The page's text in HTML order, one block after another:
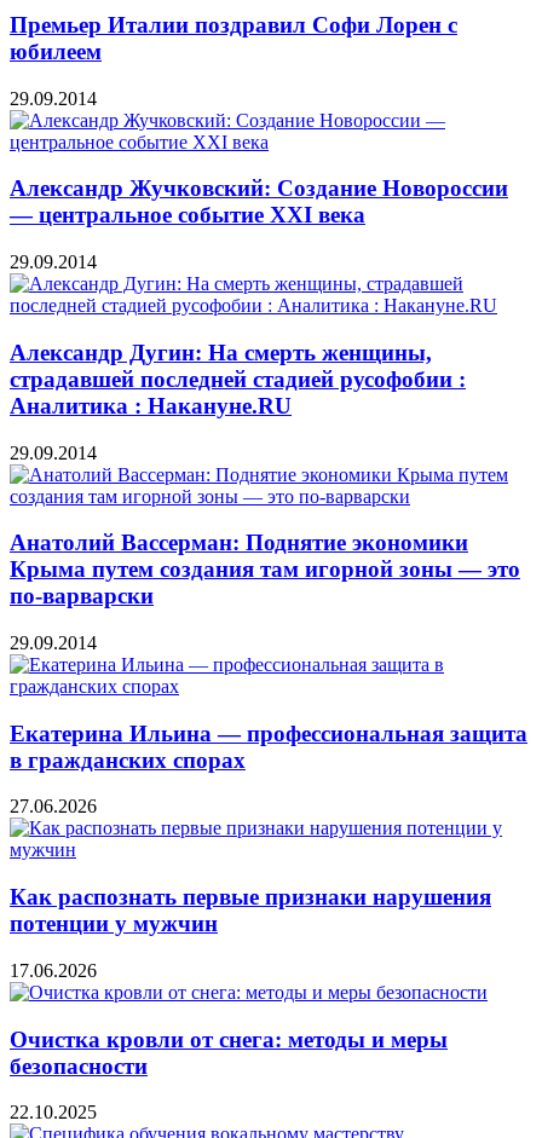
Премьер Италии поздравил Софи Лорен с
юбилеем
29.09.2014
Александр Жучковский: Создание Новороссии
— центральное событие XXI века
29.09.2014
Александр Дугин: На смерть женщины,
страдавшей последней стадией русофобии :
Аналитика : Накануне.RU
29.09.2014
Анатолий Вассерман: Поднятие экономики
Крыма путем создания там игорной зоны — это
по-варварски
29.09.2014
Екатерина Ильина — профессиональная защита
в гражданских спорах
27.06.2026
Как распознать первые признаки нарушения
потенции у мужчин
17.06.2026
Очистка кровли от снега: методы и меры
безопасности
22.10.2025